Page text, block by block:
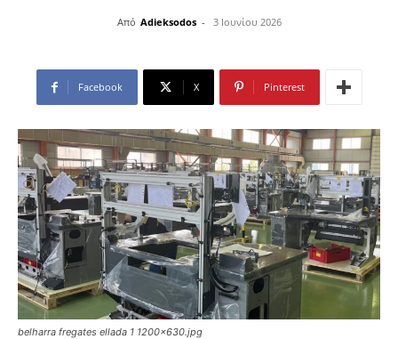
Από Adieksodos - 3 Ιουνίου 2026
Facebook X Pinterest
belharra fregates ellada 1 1200x630.jpg